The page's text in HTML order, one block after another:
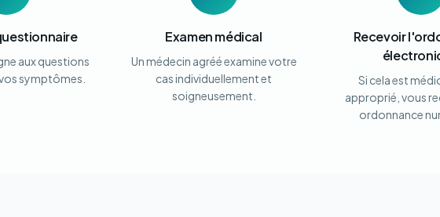
aux questions
symptômes.
Examen médical
Un médecin agréé examine votre
cas individuellement et
soigneusement.
Recevoir
Si cela est
approprié, vous
ordonnance